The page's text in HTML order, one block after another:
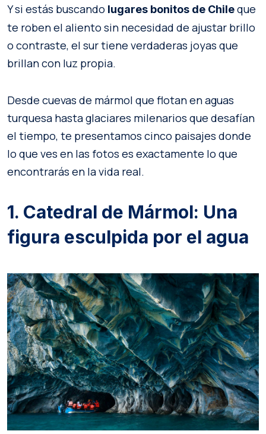
Y si estás buscando lugares bonitos de Chileque
te roben el aliento sin necesidad de ajustar brillo
o contraste, el sur tiene verdaderas joyas que
brillan con luz propia.
Desde cuevas de mármol que flotan en aguas
turquesa hasta glaciares milenarios que desafían
el tiempo, te presentamos cinco paisajes donde
lo que ves en las fotos es exactamente lo que
encontrarás en la vida real.
1. Catedral de Mármol: Una
figura esculpida por el agua